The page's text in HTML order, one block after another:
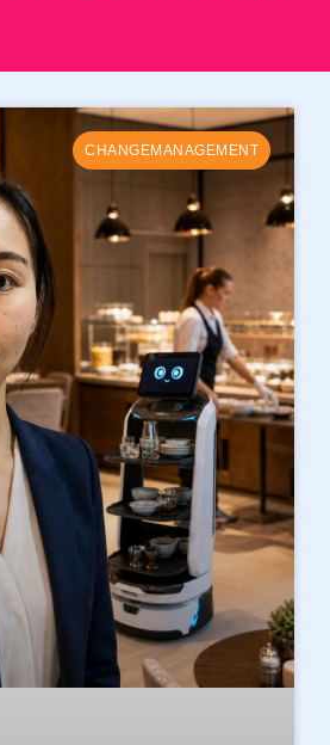
CHANGEMANAGEMENT